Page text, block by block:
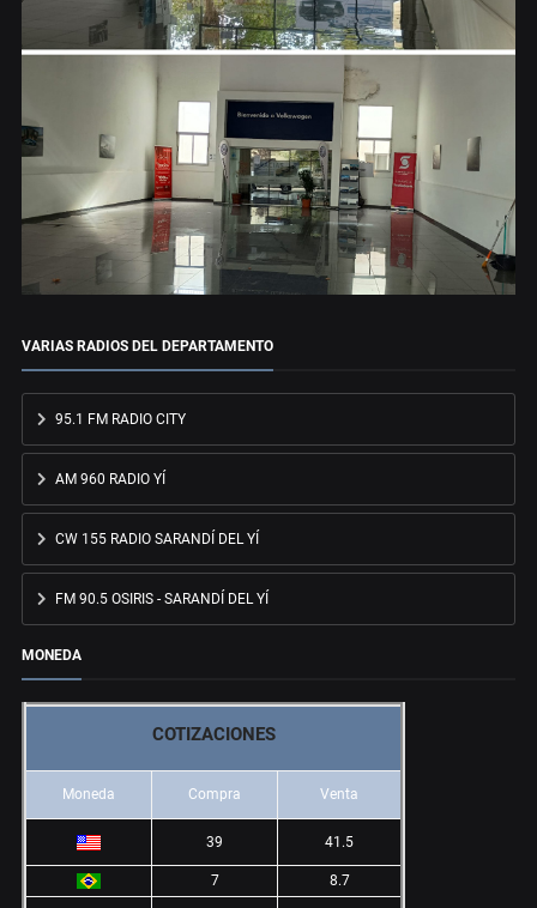
VARIAS RADIOS DEL DEPARTAMENTO
95.1 FM RADIO CITY
AM 960 RADIO YÍ
CW 155 RADIO SARANDÍ DEL YÍ
FM 90.5 OSIRIS - SARANDÍ DEL YÍ
MONEDA
COTIZACIONES
Moneda Compra Venta
39 41.5
7 8.7